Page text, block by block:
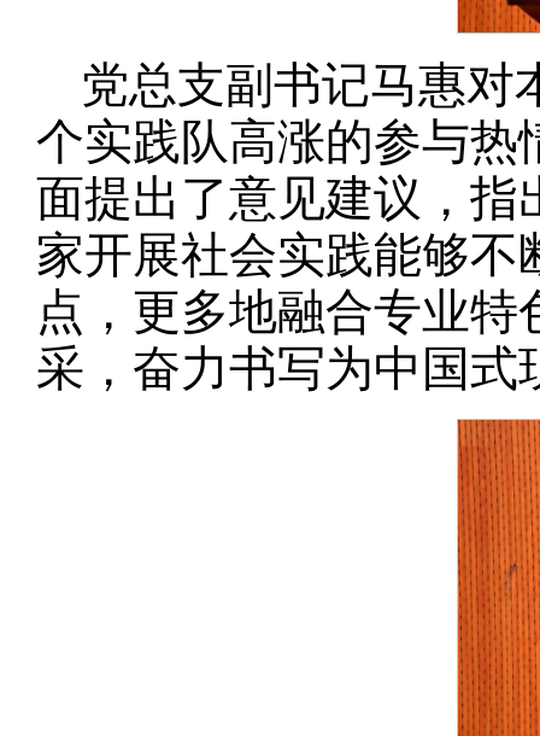
党总支副书记马惠对
个实践队高涨的参与热
面提出了意见建议，指
家开展社会实践能够
点，更多地融合专业
采，奋力书写为中国